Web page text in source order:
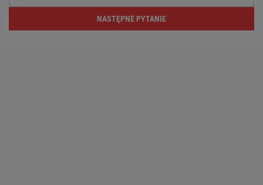
NASTĘPNE PYTANIE